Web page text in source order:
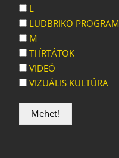
L
LUDBRIKO PROGRAM
M
TI ÍRTÁTOK
VIDEÓ
VIZUÁLIS KULTÚRA